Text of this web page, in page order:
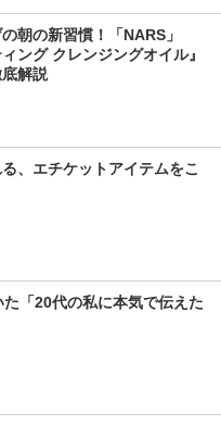
朝の新習慣！「NARS」
ング クレンジングオイル』
解説
、エチケットアイテムをこ
「20代の私に本気で伝えた